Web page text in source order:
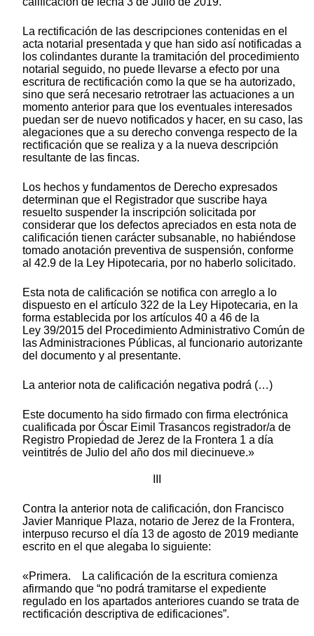
La rectificación de las descripciones contenidas en el
acta notarial presentada y que han sido así notificadas a
los colindantes durante la tramitación del procedimiento
notarial seguido, no puede llevarse a efecto por una
escritura de rectificación como la que se ha autorizado,
sino que será necesario retrotraer las actuaciones a un
momento anterior para que los eventuales interesados
puedan ser de nuevo notificados y hacer, en su caso, las
alegaciones que a su derecho convenga respecto de la
rectificación que se realiza y a la nueva descripción
resultante de las fincas.
Los hechos y fundamentos de Derecho expresados
determinan que el Registrador que suscribe haya
resuelto suspender la inscripción solicitada por
considerar que los defectos apreciados en esta nota de
calificación tienen carácter subsanable, no habiéndose
tomado anotación preventiva de suspensión, conforme
al 42.9 de la Ley Hipotecaria, por no haberlo solicitado.
Esta nota de calificación se notifica con arreglo a lo
dispuesto en el artículo 322 de la Ley Hipotecaria, en la
forma establecida por los artículos 40 a 46 de la
Ley 39/2015 del Procedimiento Administrativo Común de
las Administraciones Públicas, al funcionario autorizante
del documento y al presentante.
La anterior nota de calificación negativa podrá (…)
Este documento ha sido firmado con firma electrónica
cualificada por Óscar Eimil Trasancos registrador/a de
Registro Propiedad de Jerez de la Frontera 1 a día
veintitrés de Julio del año dos mil diecinueve.»
Contra la anterior nota de calificación, don Francisco
Javier Manrique Plaza, notario de Jerez de la Frontera,
interpuso recurso el día 13 de agosto de 2019 mediante
escrito en el que alegaba lo siguiente:
«Primera. La calificación de la escritura comienza
afirmando que “no podrá tramitarse el expediente
regulado en los apartados anteriores cuando se trata de
rectificación descriptiva de edificaciones”.